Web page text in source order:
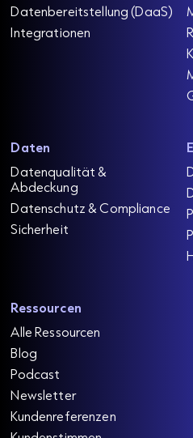
Datenbereitstellung (DaaS)
Integrationen
Daten
Datenqualität &
Abdeckung
Datenschutz & Compliance
Sicherheit
Ressourcen
Alle Ressourcen
Blog
Podcast
Newsletter
Kundenreferenzen